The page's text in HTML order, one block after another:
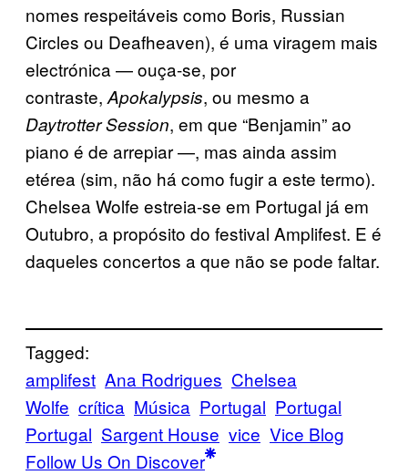
nomes respeitáveis como Boris, Russian
Circles ou Deafheaven), é uma viragem mais
electrónica — ouça-se, por
contraste, Apokalypsis, ou mesmo a
Daytrotter Session, em que “Benjamin” ao
piano é de arrepiar —, mas ainda assim
etérea (sim, não há como fugir a este termo).
Chelsea Wolfe estreia-se em Portugal já em
Outubro, a propósito do festival Amplifest. E é
daqueles concertos a que não se pode faltar.
Tagged:
amplifest Ana Rodrigues Chelsea
Wolfe crítica Música Portugal Portugal
Portugal Sargent House vice Vice Blog
Follow Us On Discover